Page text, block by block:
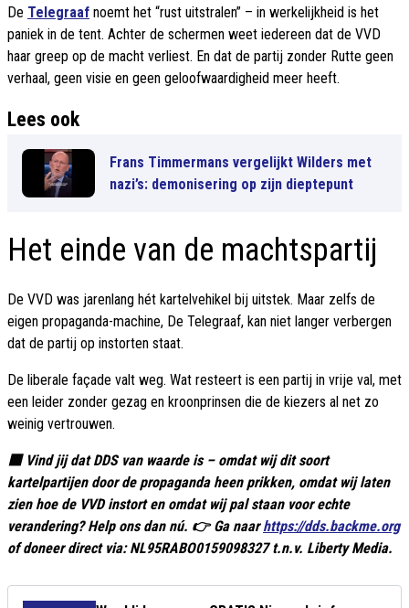
De Telegraaf noemt het “rust uitstralen” – in werkelijkheid is het
paniek in de tent. Achter de schermen weet iedereen dat de VVD
haar greep op de macht verliest. En dat de partij zonder Rutte geen
verhaal, geen visie en geen geloofwaardigheid meer heeft.
Lees ook
Frans Timmermans vergelijkt Wilders met
nazi’s: demonisering op zijn dieptepunt
Het einde van de machtspartij
De VVD was jarenlang hét kartelvehikel bij uitstek. Maar zelfs de
eigen propaganda-machine, De Telegraaf, kan niet langer verbergen
dat de partij op instorten staat.
De liberale façade valt weg. Wat resteert is een partij in vrije val, met
een leider zonder gezag en kroonprinsen die de kiezers al net zo
weinig vertrouwen.
🟥 Vind jij dat DDS van waarde is – omdat wij dit soort
kartelpartijen door de propaganda heen prikken, omdat wij laten
zien hoe de VVD instort en omdat wij pal staan voor echte
verandering? Help ons dan nú. 👉 Ga naarhttps://dds.backme.org
of doneer direct via: NL95RABO0159098327 t.n.v. Liberty Media.